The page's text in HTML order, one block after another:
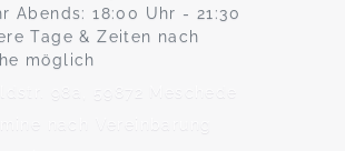
Abends: 18:00 Uhr - 21:30
Tage & Zeiten nach
möglich
98a, 59872 Meschede
nach Vereinbarung